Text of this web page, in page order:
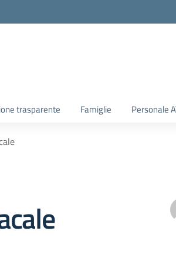
trasparente Famiglie Personale